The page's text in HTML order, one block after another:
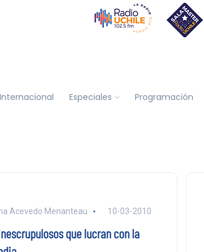
Internacional Especiales Programación
Acevedo Menanteau 10-03-2010
que lucran con la